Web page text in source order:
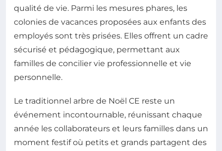
qualité de vie. Parmi les mesures phares, les
colonies de vacances proposées aux enfants des
employés sont très prisées. Elles offrent un cadre
sécurisé et pédagogique, permettant aux
familles de concilier vie professionnelle et vie
personnelle.
Le traditionnel arbre de Noël CE reste un
événement incontournable, réunissant chaque
année les collaborateurs et leurs familles dans un
moment festif où petits et grands partagent des